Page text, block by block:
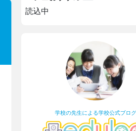
読込中
学校の先生による学校公式ブログ